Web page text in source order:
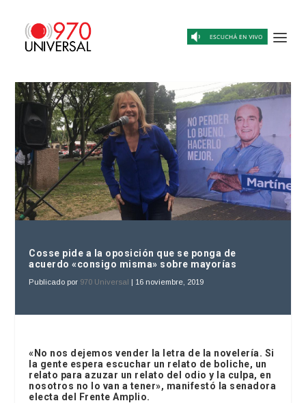
Cosse pide a la oposición que se ponga de
acuerdo «consigo misma» sobre mayorías
Publicado por 970 Universal | 16 noviembre, 2019
«No nos dejemos vender la letra de la novelería. Si
la gente espera escuchar un relato de boliche, un
relato para azuzar un relato del odio y la culpa, en
nosotros no lo van a tener», manifestó la senadora
electa del Frente Amplio.